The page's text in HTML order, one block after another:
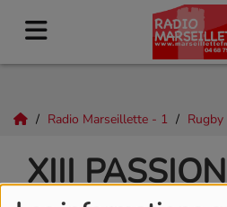
Radio Marseillette - 1 Rugby
XIII